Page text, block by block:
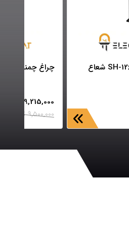
چراغ چمنی SH-1268 12w شعاع
9,215,000
9,500,000 تومان